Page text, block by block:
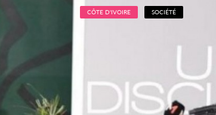
CÔTE D'IVOIRE SOCIÉTÉ